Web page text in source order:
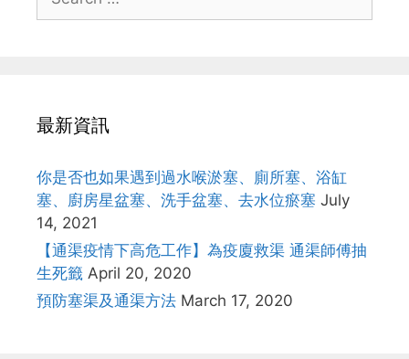
for:
最新資訊
你是否也如果遇到過水喉淤塞、廁所塞、浴缸
塞、廚房星盆塞、洗手盆塞、去水位瘀塞 July
14, 2021
【通渠疫情下高危工作】為疫廈救渠 通渠師傅抽
生死籤 April 20, 2020
預防塞渠及通渠方法 March 17, 2020